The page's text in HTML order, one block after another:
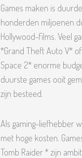
Games maken is
honderden miljoenen
Hollywood-films. Veel
*Grand Theft Auto V*
Space 2* enorme
duurste games ooit
zijn besteed.
Als gaming-liefhebber
met hoge kosten.
Tomb Raider * zijn